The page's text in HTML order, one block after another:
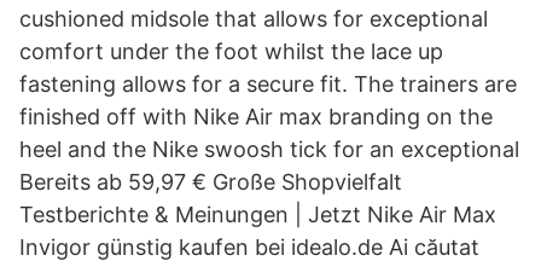
cushioned midsole that allows for exceptional
comfort under the foot whilst the lace up
fastening allows for a secure fit. The trainers are
finished off with Nike Air max branding on the
heel and the Nike swoosh tick for an exceptional
Bereits ab 59,97 € Große Shopvielfalt
Testberichte & Meinungen | Jetzt Nike Air Max
Invigor günstig kaufen bei idealo.de Ai căutat